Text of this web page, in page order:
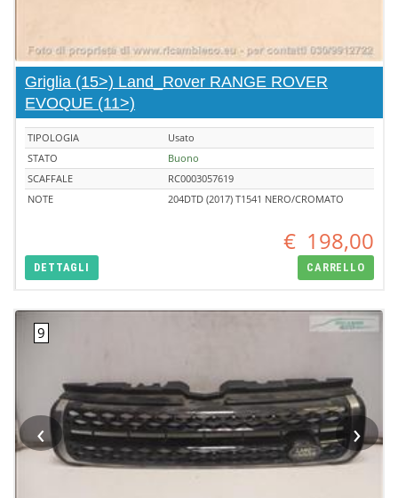
Griglia (15>) Land_Rover RANGE ROVER
EVOQUE (11>)
TIPOLOGIA
Usato
STATO
Buono
SCAFFALE
RC0003057619
NOTE
204DTD (2017) T1541 NERO/CROMATO
€ 198,00
DETTAGLI CARRELLO
‹ ›